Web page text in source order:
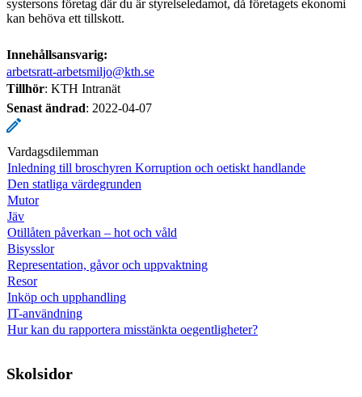
systersons företag där du är styrelseledamot, då företagets ekonomi
kan behöva ett tillskott.
Innehållsansvarig:
arbetsratt-arbetsmiljo@kth.se
Tillhör: KTH Intranät
Senast ändrad: 2022-04-07
Vardagsdilemman
Inledning till broschyren Korruption och oetiskt handlande
Den statliga värdegrunden
Mutor
Jäv
Otillåten påverkan – hot och våld
Bisysslor
Representation, gåvor och uppvaktning
Resor
Inköp och upphandling
IT-användning
Hur kan du rapportera misstänkta oegentligheter?
Skolsidor